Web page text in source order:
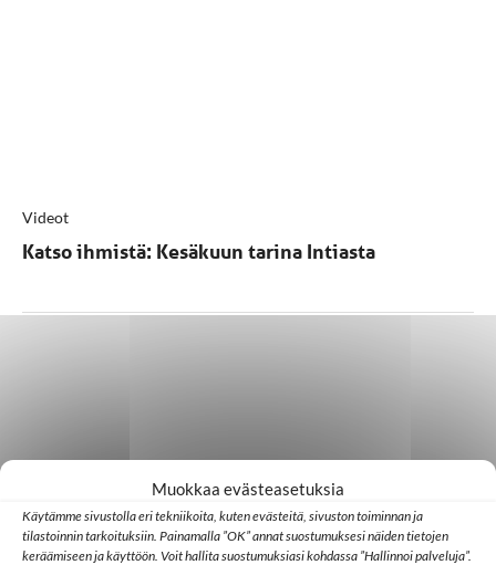
Muokkaa evästeasetuksia
Käytämme sivustolla eri tekniikoita, kuten evästeitä, sivuston toiminnan ja
tilastoinnin tarkoituksiin. Painamalla ”OK” annat suostumuksesi näiden tietojen
keräämiseen ja käyttöön. Voit hallita suostumuksiasi kohdassa ”Hallinnoi palveluja”.
Videot
Katso ihmistä: Kesäkuun tarina Intiasta